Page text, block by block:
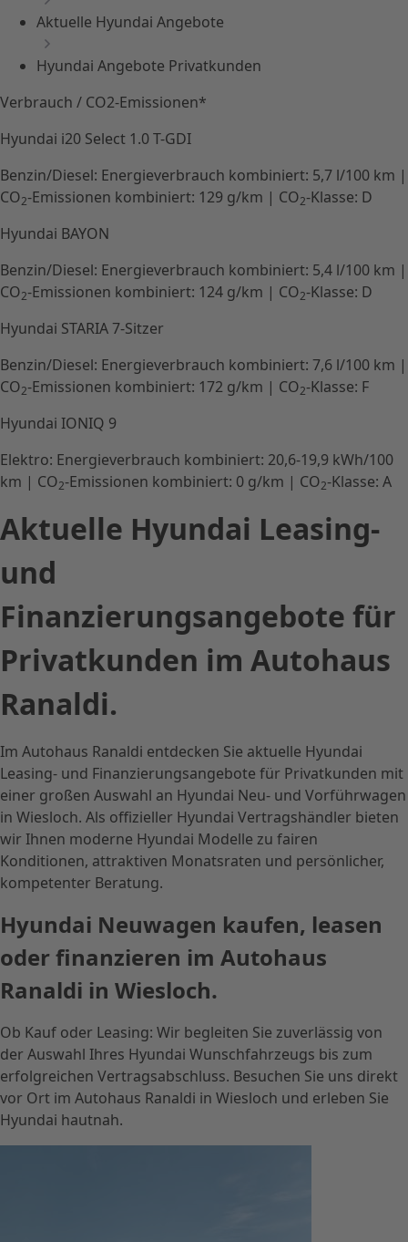
Aktuelle Hyundai Angebote
Hyundai Angebote Privatkunden
Verbrauch / CO2-Emissionen*
Hyundai i20 Select 1.0 T-GDI
Benzin/Diesel: Energieverbrauch kombiniert: 5,7 l/100 km |
CO2-Emissionen kombiniert: 129 g/km | CO2-Klasse: D
Hyundai BAYON
Benzin/Diesel: Energieverbrauch kombiniert: 5,4 l/100 km |
CO2-Emissionen kombiniert: 124 g/km | CO2-Klasse: D
Hyundai STARIA 7-Sitzer
Benzin/Diesel: Energieverbrauch kombiniert: 7,6 l/100 km |
CO2-Emissionen kombiniert: 172 g/km | CO2-Klasse: F
Hyundai IONIQ 9
Elektro: Energieverbrauch kombiniert: 20,6-19,9 kWh/100
km | CO2-Emissionen kombiniert: 0 g/km | CO2-Klasse: A
Aktuelle Hyundai Leasing-
und
Finanzierungsangebote für
Privatkunden im Autohaus
Ranaldi.
Im Autohaus Ranaldi entdecken Sie aktuelle Hyundai
Leasing- und Finanzierungsangebote für Privatkunden mit
einer großen Auswahl an Hyundai Neu- und Vorführwagen
in Wiesloch. Als offizieller Hyundai Vertragshändler bieten
wir Ihnen moderne Hyundai Modelle zu fairen
Konditionen, attraktiven Monatsraten und persönlicher,
kompetenter Beratung.
Hyundai Neuwagen kaufen, leasen
oder finanzieren im Autohaus
Ranaldi in Wiesloch.
Ob Kauf oder Leasing: Wir begleiten Sie zuverlässig von
der Auswahl Ihres Hyundai Wunschfahrzeugs bis zum
erfolgreichen Vertragsabschluss. Besuchen Sie uns direkt
vor Ort im Autohaus Ranaldi in Wiesloch und erleben Sie
Hyundai hautnah.